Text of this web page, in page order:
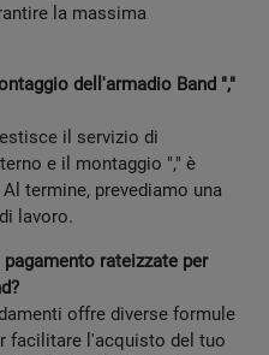
la massima
dell'armadio Band ","
il servizio di
e il montaggio "," è
termine, prevediamo una
lavoro.
rateizzate per
offre diverse formule
facilitare l'acquisto del tuo